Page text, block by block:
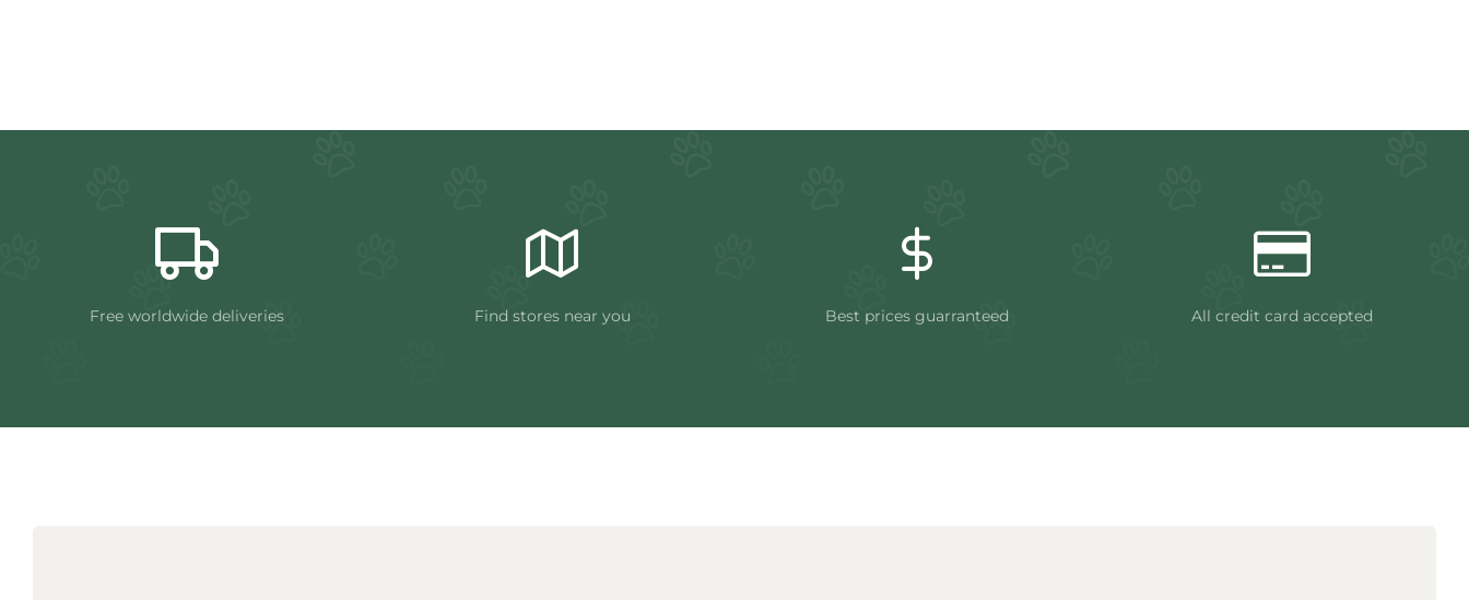
Free worldwide deliveries Find stores near you Best prices guarranteed All credit card accepted